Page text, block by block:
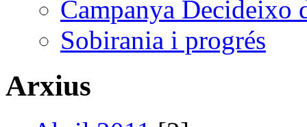
Campanya Decideixo
Sobirania i progrés
Arxius